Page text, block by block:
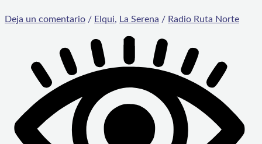
Deja un comentario / Elqui, La Serena / Radio Ruta Norte